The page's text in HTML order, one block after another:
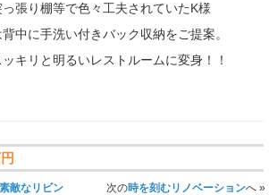
張り棚等で色々工夫されていたK様
中に手洗い付きバック収納をご提案。
キリと明るいレストルームに変身！！
敵なリビン
次の時を刻むリノベーションへ »